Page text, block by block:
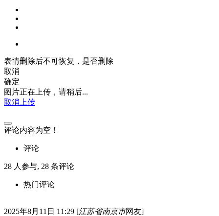
表情删除后不可恢复，是否删除
取消
确定
图片正在上传，请稍后...
取消上传
评论内容为空！
评论
28 人参与, 28 条评论
热门评论
2025年8月11日 11:29 [江苏省南京市网友]